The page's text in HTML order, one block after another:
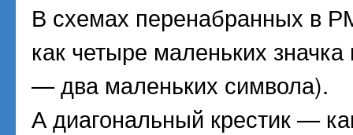
В схемах перенабранных в
как четыре маленьких
— два маленьких символа).
А диагональный крестик —